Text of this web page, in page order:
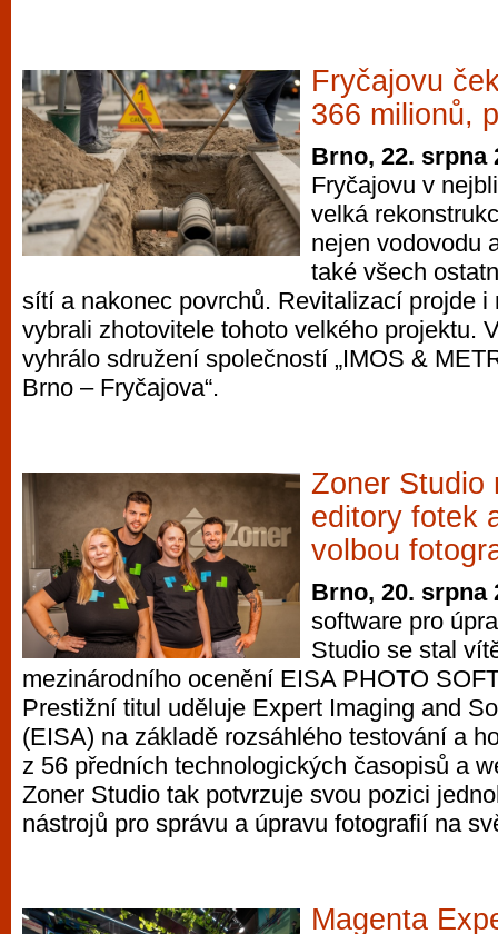
Fryčajovu
366 milionů,
Brno, 22. srpna
Fryčajovu v
velká
nejen vodovodu
také všech
sítí a nakonec povrchů. Revitalizací projde
vybrali zhotovitele tohoto velkého projektu.
vyhrálo sdružení společností „IMOS &
Brno – Fryčajova“.
Zoner Studio
editory fotek
volbou
Brno, 20. srpna
software pro
Studio se stal
mezinárodního ocenění EISA PHOTO
Prestižní titul uděluje Expert Imaging and
(EISA) na základě rozsáhlého testování a
z 56 předních technologických časopisů a
Zoner Studio tak potvrzuje svou pozici
nástrojů pro správu a úpravu fotografií na
Magenta